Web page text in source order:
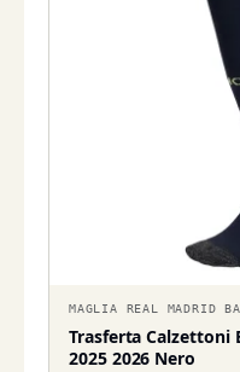
MAGLIA REAL MADRID
Trasferta Calzettoni
2025 2026 Nero